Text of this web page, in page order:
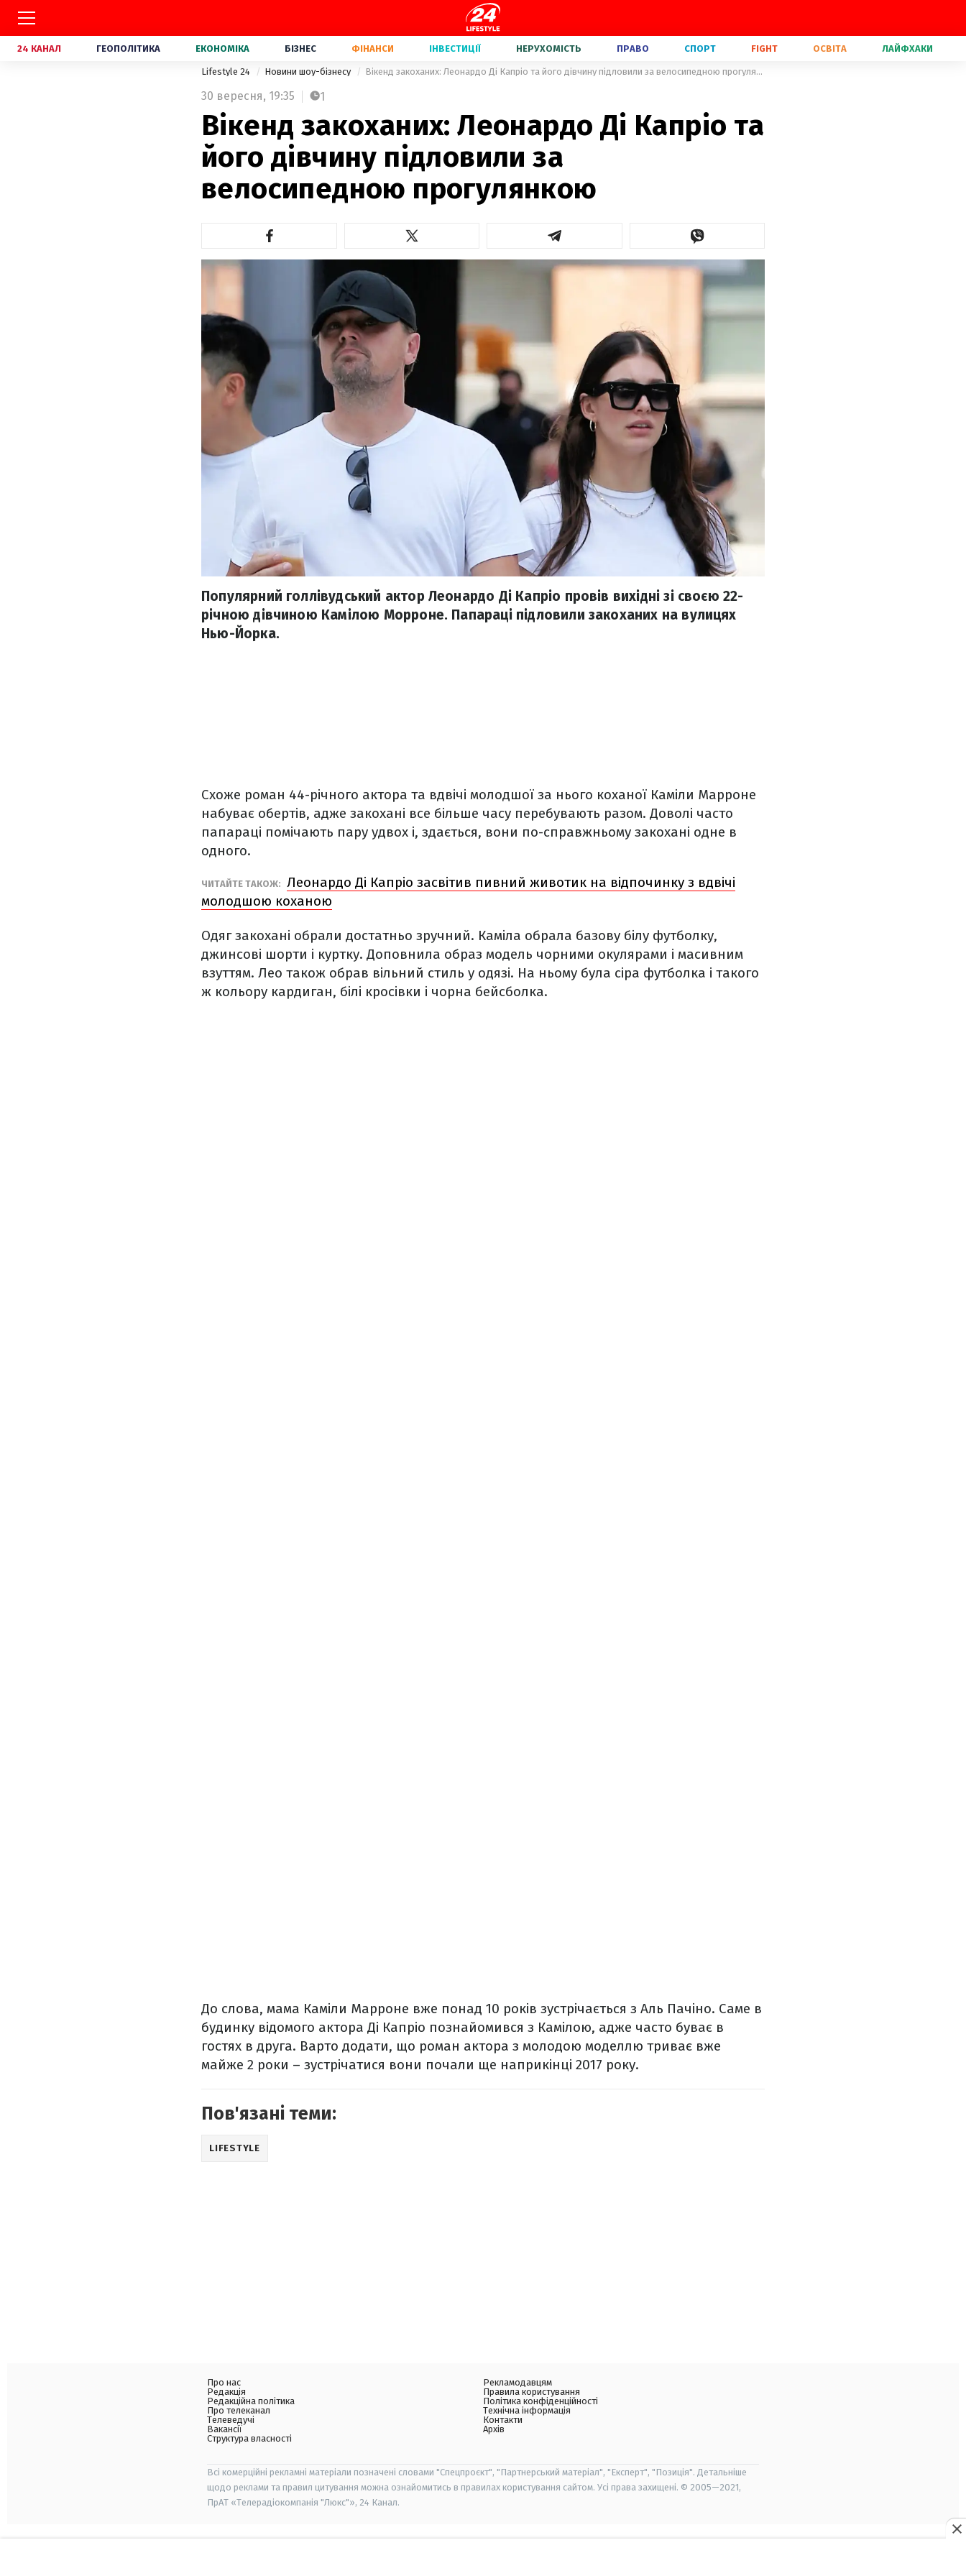
24 КАНАЛ ГЕОПОЛІТИКА ЕКОНОМІКА БІЗНЕС ФІНАНСИ ІНВЕСТИЦІЇ НЕРУХОМІСТЬ ПРАВО СПОРТ FIGHT ОСВІТА ЛАЙФХАКИ
Lifestyle 24 Новини шоу-бізнесу Вікенд закоханих: Леонардо Ді Капріо та його дівчину підловили за велосипедною прогулянкою
30 вересня, 19:35 1
Вікенд закоханих: Леонардо Ді Капріо та
його дівчину підловили за
велосипедною прогулянкою
Популярний голлівудський актор Леонардо Ді Капріо провів вихідні зі своєю 22-
річною дівчиною Камілою Морроне. Папараці підловили закоханих на вулицях
Нью-Йорка.
Схоже роман 44-річного актора та вдвічі молодшої за нього коханої Каміли Марроне
набуває обертів, адже закохані все більше часу перебувають разом. Доволі часто
папараці помічають пару удвох і, здається, вони по-справжньому закохані одне в
одного.
ЧИТАЙТЕ ТАКОЖ: Леонардо Ді Капріо засвітив пивний животик на відпочинку з вдвічі
молодшою коханою
Одяг закохані обрали достатньо зручний. Каміла обрала базову білу футболку,
джинсові шорти і куртку. Доповнила образ модель чорними окулярами і масивним
взуттям. Лео також обрав вільний стиль у одязі. На ньому була сіра футболка і такого
ж кольору кардиган, білі кросівки і чорна бейсболка.
До слова, мама Каміли Марроне вже понад 10 років зустрічається з Аль Пачіно. Саме в
будинку відомого актора Ді Капріо познайомився з Камілою, адже часто буває в
гостях в друга. Варто додати, що роман актора з молодою моделлю триває вже
майже 2 роки – зустрічатися вони почали ще наприкінці 2017 року.
Пов'язані теми:
LIFESTYLE
Про нас
Редакція
Редакційна політика
Про телеканал
Телеведучі
Вакансії
Структура власності
Рекламодавцям
Правила користування
Політика конфіденційності
Технічна інформація
Контакти
Архів
Всі комерційні рекламні матеріали позначені словами "Спецпроєкт", "Партнерський матеріал", "Експерт", "Позиція". Детальніше
щодо реклами та правил цитування можна ознайомитись в правилах користування сайтом. Усі права захищені. © 2005—2021,
ПрАТ «Телерадіокомпанія "Люкс"», 24 Канал.